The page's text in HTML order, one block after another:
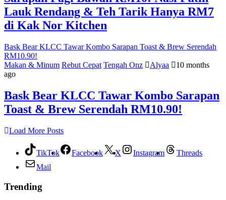
Lauk Rendang & Teh Tarik Hanya RM7
di Kak Nor Kitchen
Bask Bear KLCC Tawar Kombo Sarapan Toast & Brew Serendah
RM10.90!
Makan & Minum Rebut Cepat Tengah Onz Alyaa
10 months
ago
Bask Bear KLCC Tawar Kombo Sarapan
Toast & Brew Serendah RM10.90!
Load More Posts
TikTok Facebook X Instagram
Threads
Mail
Trending